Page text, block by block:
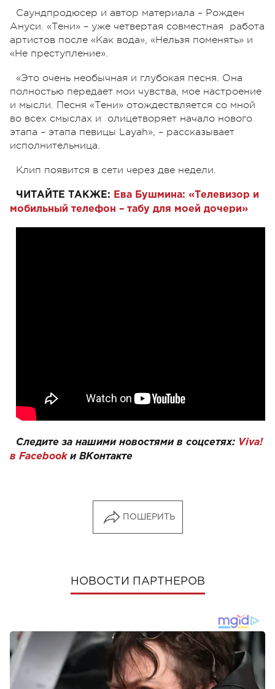
Саундпродюсер и автор материала – Рожден
Ануси. «Тени» – уже четвертая совместная работа
артистов после «Как вода», «Нельзя поменять» и
«Не преступление».
«Это очень необычная и глубокая песня. Она
полностью передает мои чувства, мое настроение
и мысли. Песня «Тени» отождествляется со мной
во всех смыслах и олицетворяет начало нового
этапа – этапа певицы Layah», – рассказывает
исполнительница.
Клип появится в сети через две недели.
ЧИТАЙТЕ ТАКЖЕ: Ева Бушмина: «Телевизор и
мобильный телефон – табу для моей дочери»
Следите за нашими новостями в соцсетях: Viva!
в Facebookи ВКонтакте
ПОШЕРИТЬ
НОВОСТИ ПАРТНЕРОВ